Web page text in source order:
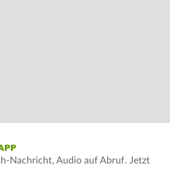
Nachricht, Audio auf Abruf. Jetzt